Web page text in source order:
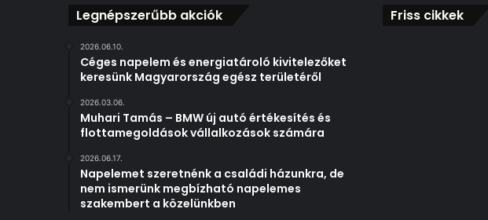
Legnépszerűbb akciók
2026.06.10.
Céges napelem és energiatároló kivitelezőket
keresünk Magyarország egész területéről
2026.03.06.
Muhari Tamás – BMW új autó értékesítés és
flottamegoldások vállalkozások számára
2026.06.17.
Napelemet szeretnénk a családi házunkra, de
nem ismerünk megbízható napelemes
szakembert a közelünkben
Friss cikkek